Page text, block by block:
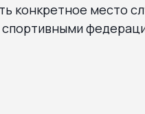
конкретное место
спортивными